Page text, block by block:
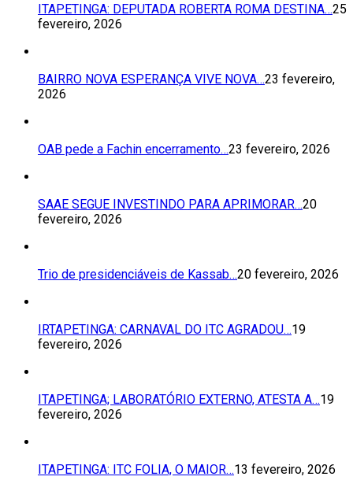
ITAPETINGA: DEPUTADA ROBERTA ROMA DESTINA…25
fevereiro, 2026
BAIRRO NOVA ESPERANÇA VIVE NOVA…23 fevereiro,
2026
OAB pede a Fachin encerramento…23 fevereiro, 2026
SAAE SEGUE INVESTINDO PARA APRIMORAR…20
fevereiro, 2026
Trio de presidenciáveis de Kassab…20 fevereiro, 2026
IRTAPETINGA: CARNAVAL DO ITC AGRADOU…19
fevereiro, 2026
ITAPETINGA; LABORATÓRIO EXTERNO, ATESTA A…19
fevereiro, 2026
ITAPETINGA: ITC FOLIA, O MAIOR…13 fevereiro, 2026